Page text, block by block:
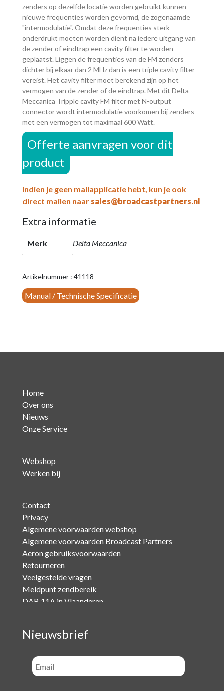
zenders op dezelfde locatie worden gebruikt kunnen
nieuwe frequenties worden gevormd, de zogenaamde
"intermodulatie". Omdat deze frequenties sterk
onderdrukt moeten worden dient na iedere uitgang van
de zender of eindtrap een cavity filter te worden
geplaatst. Liggen de frequenties van de FM zenders
dichter bij elkaar dan 2 MHz dan is een triple cavity filter
vereist. Het cavity filter moet berekend zijn op het
vermogen van de zender of de eindtrap. Met dit Delta
Meccanica Tripple cavity FM filter met N-output
connector wordt intermodulatie voorkomen bij zenders
met een vermogen tot maximaal 600 Watt.
Offerte aanvragen voor dit
product
Indien je geen mailapplicatie hebt, kun je ook
direct mailen naar sales@broadcastpartners.nl
Extra informatie
Merk Delta Meccanica
Artikelnummer : 41118
Manual / Technische Specificatie
Home
Over ons
Nieuws
Onze Service
Webshop
Werken bij
Contact
Privacy
Algemene voorwaarden webshop
Algemene voorwaarden Broadcast Partners
Aeron gebruiksvoorwaarden
Retourneren
Veelgestelde vragen
Meldpunt zendbereik
DAB 11A in Vlaanderen
Nieuwsbrief